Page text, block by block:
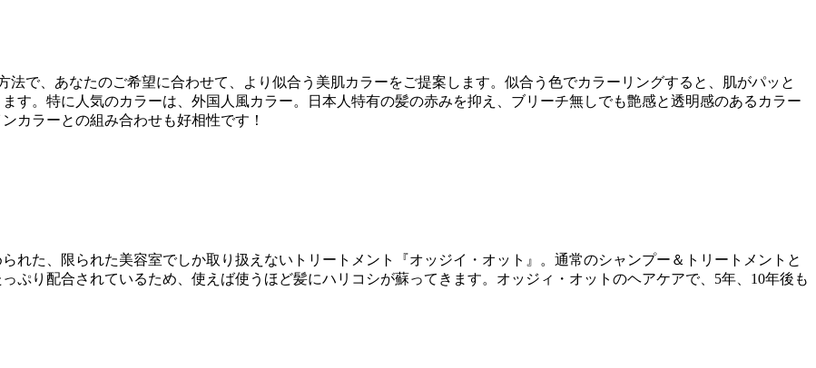
法で、あなたのご希望に合わせて、より似合う美肌カラーをご提案します。似合う色でカラーリングすると、肌がパッと
す。特に人気のカラーは、外国人風カラー。日本人特有の髪の赤みを抑え、ブリーチ無しでも艶感と透明感のあるカラー
カラーとの組み合わせも好相性です！
れた、限られた美容室でしか取り扱えないトリートメント『オッジイ・オット』。通常のシャンプー＆トリートメントと
ぷり配合されているため、使えば使うほど髪にハリコシが蘇ってきます。オッジィ・オットのヘアケアで、5年、10年後も